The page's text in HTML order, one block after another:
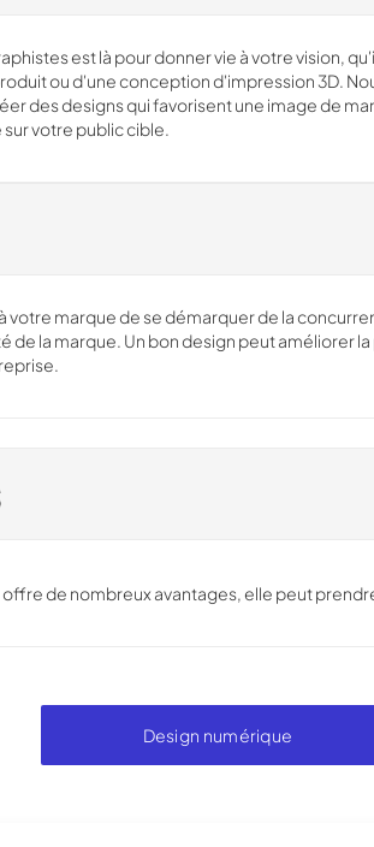
est là pour donner vie à votre vision,
ou d'une conception d'impression 3D.
des designs qui favorisent une image de
votre public cible.
votre marque de se démarquer de la
de la marque. Un bon design peut améliorer
de nombreux avantages, elle peut
Design numérique